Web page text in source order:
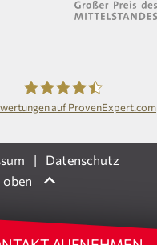
auf ProvenExpert.com
Datenschutz
oben